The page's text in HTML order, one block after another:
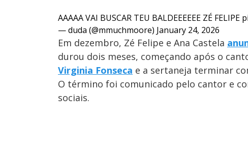
AAAAA VAI BUSCAR TEU BALDEEEEEE ZÉ FELIPE
— duda (@mmuchmoore) January 24, 2026
Em dezembro, Zé Felipe e Ana Castela
durou dois meses, começando após o
Virginia Fonseca e a sertaneja terminar
O término foi comunicado pelo cantor e
sociais.